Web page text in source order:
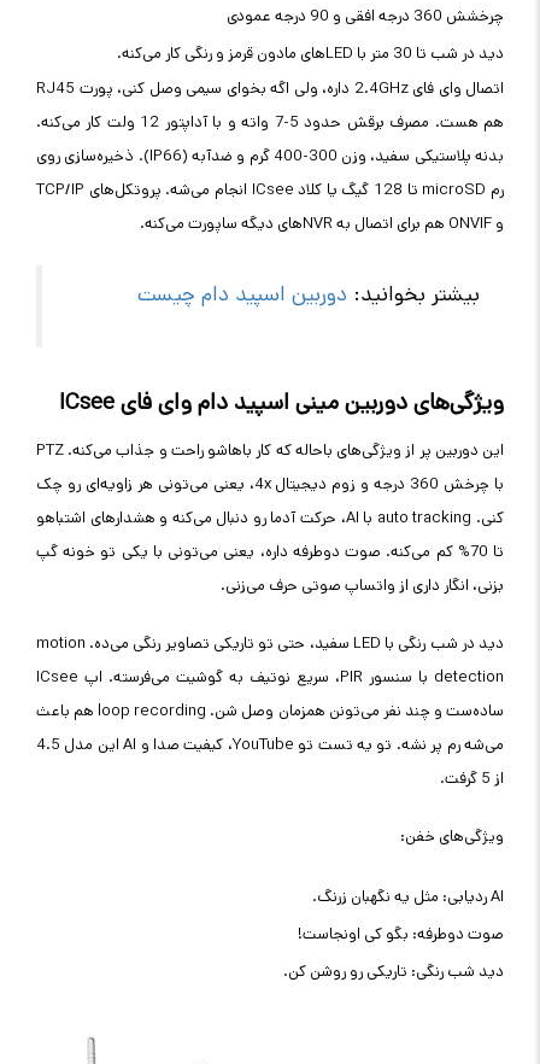
چرخشش 360 درجه افقی و 90 درجه عمودی
دید در شب تا 30 متر با LEDهای مادون قرمز و رنگی کار می‌کنه.
اتصال وای فای 2.4GHz داره، ولی اگه بخوای سیمی وصل کنی، پورت RJ45
هم هست. مصرف برقش حدود 5-7 واته و با آداپتور 12 ولت کار می‌کنه.
بدنه پلاستیکی سفید، وزن 300-400 گرم و ضدآبه (IP66). ذخیره‌سازی روی
رم microSD تا 128 گیگ یا کلاد ICsee انجام می‌شه. پروتکل‌های TCP/IP
و ONVIF هم برای اتصال به NVRهای دیگه ساپورت می‌کنه.
بیشتر بخوانید: دوربین اسپید دام چیست
ویژگی‌های دوربین مینی اسپید دام وای فای ICsee
این دوربین پر از ویژگی‌های باحاله که کار باهاشو راحت و جذاب می‌کنه. PTZ
با چرخش 360 درجه و زوم دیجیتال 4x، یعنی می‌تونی هر زاویه‌ای رو چک
کنی. auto tracking با AI، حرکت آدما رو دنبال می‌کنه و هشدارهای اشتباهو
تا 70% کم می‌کنه. صوت دوطرفه داره، یعنی می‌تونی با یکی تو خونه گپ
بزنی، انگار داری از واتساپ صوتی حرف می‌زنی.
دید در شب رنگی با LED سفید، حتی تو تاریکی تصاویر رنگی می‌ده. motion
detection با سنسور PIR، سریع نوتیف به گوشیت می‌فرسته. اپ ICsee
ساده‌ست و چند نفر می‌تونن همزمان وصل شن. loop recording هم باعث
می‌شه رم پر نشه. تو یه تست تو YouTube، کیفیت صدا و AI این مدل 4.5
از 5 گرفت.
ویژگی‌های خفن:
AI ردیابی: مثل یه نگهبان زرنگ.
صوت دوطرفه: بگو کی اونجاست!
دید شب رنگی: تاریکی رو روشن کن.